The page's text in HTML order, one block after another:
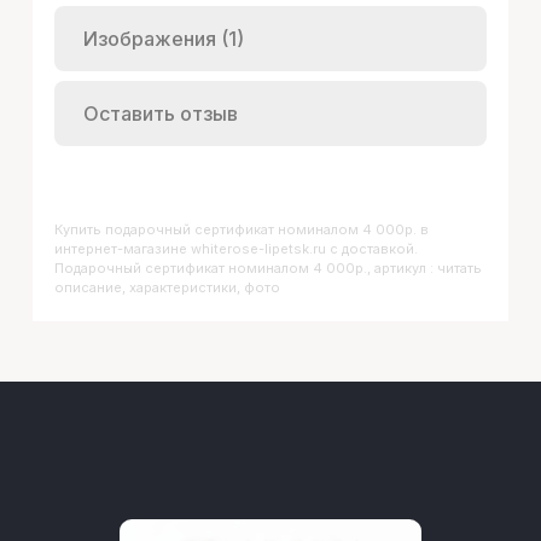
Изображения (1)
Оставить отзыв
Купить Подарочный сертификат номиналом 4 000р. в
интернет-магазине whiterose-lipetsk.ru с доставкой.
Подарочный сертификат номиналом 4 000р., артикул : читать
описание, характеристики, фото